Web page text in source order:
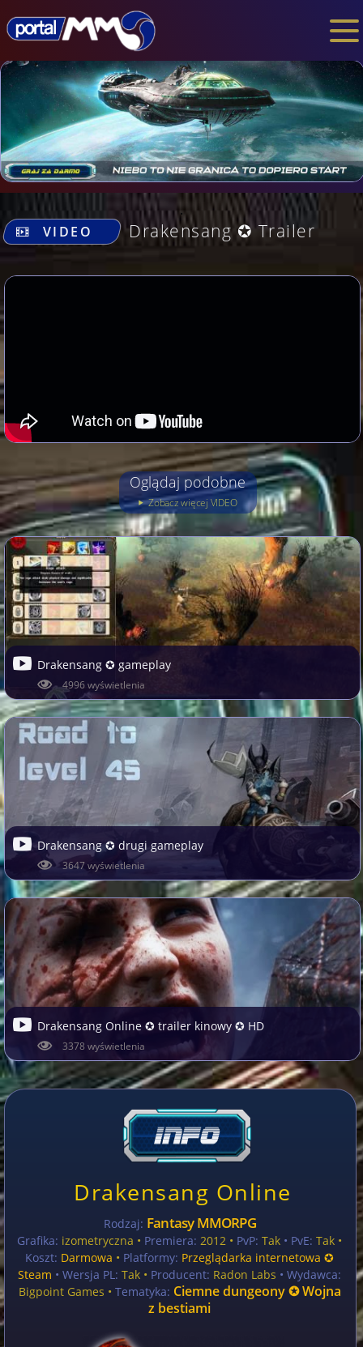
.
VIDEO
Drakensang ✪ Trailer
Oglądaj podobne
Zobacz więcej VIDEO
Drakensang ✪ gameplay
4996 wyświetlenia
Drakensang ✪ drugi gameplay
3647 wyświetlenia
Drakensang Online ✪ trailer kinowy ✪ HD
3378 wyświetlenia
Drakensang Online
Rodzaj: Fantasy MMORPG
Grafika: izometryczna • Premiera: 2012 • PvP: Tak • PvE: Tak •
Koszt: Darmowa • Platformy: Przeglądarka internetowa ✪
Steam • Wersja PL: Tak • Producent: Radon Labs • Wydawca:
Bigpoint Games • Tematyka: Ciemne dungeony ✪ Wojna
z bestiami